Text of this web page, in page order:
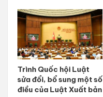
Trình Quốc hội Luật
sửa đổi, bổ sung một số
điều của Luật Xuất bản